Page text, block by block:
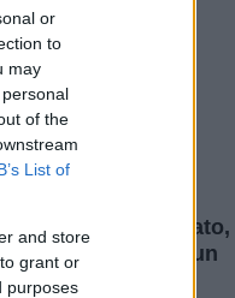
or
to
may
of the
List of
and store
grant or
purposes
Unalome: significato,
storia e origini di un
simbolo sacro